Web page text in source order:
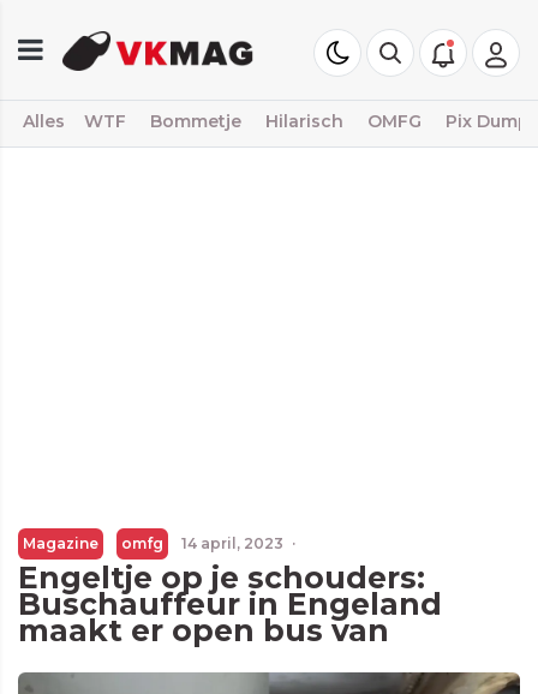
Alles WTF Bommetje Hilarisch OMFG Pix Dump
Magazine omfg 14 april, 2023 ·
Engeltje op je schouders:
Buschauffeur in Engeland
maakt er open bus van